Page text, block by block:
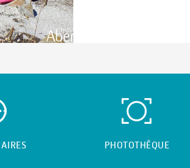
PHOTOTHÈQUE